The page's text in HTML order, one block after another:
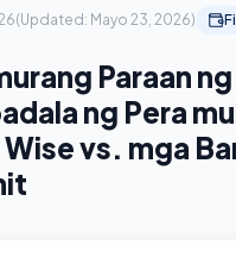
(Updated: Mayo 23, 2026)
Paraan ng
ng Pera
vs. mga